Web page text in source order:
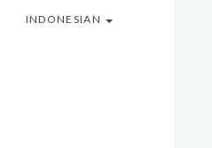
INDONESIAN